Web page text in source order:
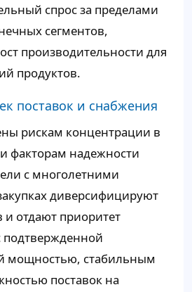
спрос за пределами
сегментов,
производительности для
продуктов.
поставок и снабжения
рискам концентрации в
факторам надежности
с многолетними
диверсифицируют
отдают приоритет
подтвержденной
мощностью, стабильным
поставок на